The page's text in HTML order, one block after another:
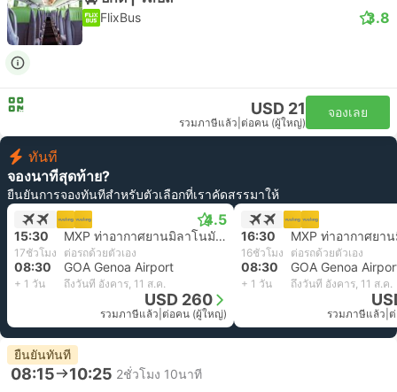
FlixBus 3.8
USD 21
รวมภาษีแล้ว ต่อคน (ผู้ใหญ่)
จองเลย
ทันที
จองนาทีสุดท้าย?
ยืนยันการจองทันทีสำหรับตัวเลือกที่เราคัดสรรมาให้
4.5
15:30 MXP ท่าอากาศยานมิลาโนมัลเปนซา
17ชั่วโมง ต่อรถด้วยตัวเอง
08:30 GOA Genoa Airport
+ 1 วัน ถึงวันที่ อังคาร, 11 ส.ค.
USD 260
รวมภาษีแล้ว ต่อคน (ผู้ใหญ่)
16:30
16ชั่วโมง ต่อรถด้วยตัวเอง
08:30 GOA Genoa
+ 1 วัน ถึงวันที่ อังคาร, 11 ส.ค.
รวมภาษีแล้ว
ยืนยันทันที
08:15 10:25 2ชั่วโมง 10นาที